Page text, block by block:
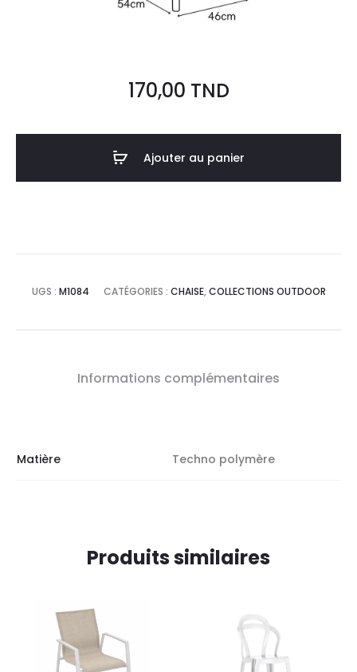
170,00 TND
Ajouter au panier
UGS : M1084 CATÉGORIES : CHAISE, COLLECTIONS OUTDOOR
Informations complémentaires
Matière Techno polymère
Produits similaires